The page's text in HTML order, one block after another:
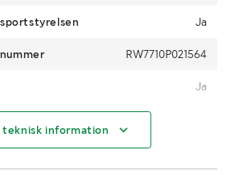
Ja
RW7710P021564
Ja
114 kW / 154 hp
teknisk information